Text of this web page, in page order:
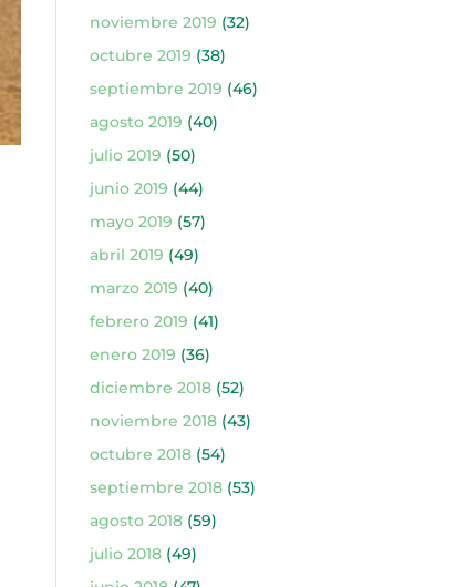
noviembre 2019 (32)
octubre 2019 (38)
septiembre 2019 (46)
agosto 2019 (40)
julio 2019 (50)
junio 2019 (44)
mayo 2019 (57)
abril 2019 (49)
marzo 2019 (40)
febrero 2019 (41)
enero 2019 (36)
diciembre 2018(52)
noviembre 2018(43)
octubre 2018(54)
septiembre 2018(53)
agosto 2018(59)
julio 2018(49)